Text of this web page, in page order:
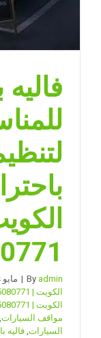
By admin
| مايو 6th, 2026
الكويت | 65080771| الضيافة النوبية
الكويت | 65080771
مواقف السيارات,
السيارات, فاليه